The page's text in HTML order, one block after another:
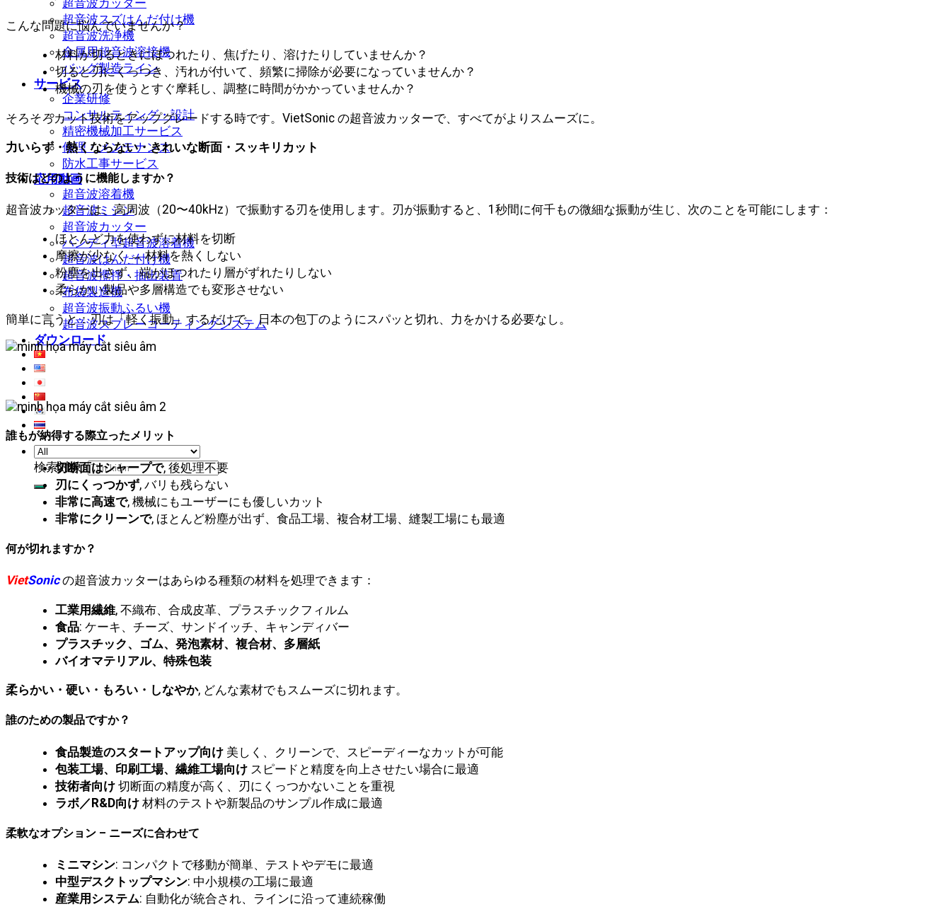
超音波スズはんだ付け機
超音波洗浄機
金属用超音波溶接機
バッグ製造ライン
サービス
企業研修
コンサルティング・設計
精密機械加工サービス
修理・メンテナンス
防水工事サービス
応用動画
超音波溶着機
超音波ミシン
超音波カッター
ハンディ型超音波溶着機
超音波はんだ付け機
超音波攪拌・抽出装置
布袋製造機
超音波振動ふるい機
超音波スプレーコーティングシステム
ダウンロード
検索対象:
こんな問題に悩んでいませんか？
材料が切るときにほつれたり、焦げたり、溶けたりしていませんか？
切ると刃にくっつき、汚れが付いて、頻繁に掃除が必要になっていませんか？
機械の刃を使うとすぐ摩耗し、調整に時間がかかっていませんか？
そろそろカット技術をアップグレードする時です。VietSonic の超音波カッターで、すべてがよりスムーズに。
力いらず・熱くならない・きれいな断面・スッキリカット
技術はどのように機能しますか？
超音波カッターは、高周波（20〜40kHz）で振動する刃を使用します。刃が振動すると、1秒間に何千もの微細な振動が生じ、次のことを可能にします：
ほとんど力を使わずに材料を切断
摩擦が少なく → 材料を熱くしない
粉塵を出さず、端がほつれたり層がずれたりしない
柔らかい製品や多層構造でも変形させない
簡単に言うと：刃は「軽く振動」するだけで、日本の包丁のようにスパッと切れ、力をかける必要なし。
誰もが納得する際立ったメリット
切断面はシャープで, 後処理不要
刃にくっつかず, バリも残らない
非常に高速で, 機械にもユーザーにも優しいカット
非常にクリーンで, ほとんど粉塵が出ず、食品工場、複合材工場、縫製工場にも最適
何が切れますか？
VietSonicの超音波カッターはあらゆる種類の材料を処理できます：
工業用繊維, 不織布、合成皮革、プラスチックフィルム
食品: ケーキ、チーズ、サンドイッチ、キャンディバー
プラスチック、ゴム、発泡素材、複合材、多層紙
バイオマテリアル、特殊包装
柔らかい・硬い・もろい・しなやか, どんな素材でもスムーズに切れます。
誰のための製品ですか？
食品製造のスタートアップ向け 美しく、クリーンで、スピーディーなカットが可能
包装工場、印刷工場、繊維工場向け スピードと精度を向上させたい場合に最適
技術者向け 切断面の精度が高く、刃にくっつかないことを重視
ラボ／R&D向け 材料のテストや新製品のサンプル作成に最適
柔軟なオプション – ニーズに合わせて
ミニマシン: コンパクトで移動が簡単、テストやデモに最適
中型デスクトップマシン: 中小規模の工場に最適
産業用システム: 自動化が統合され、ラインに沿って連続稼働